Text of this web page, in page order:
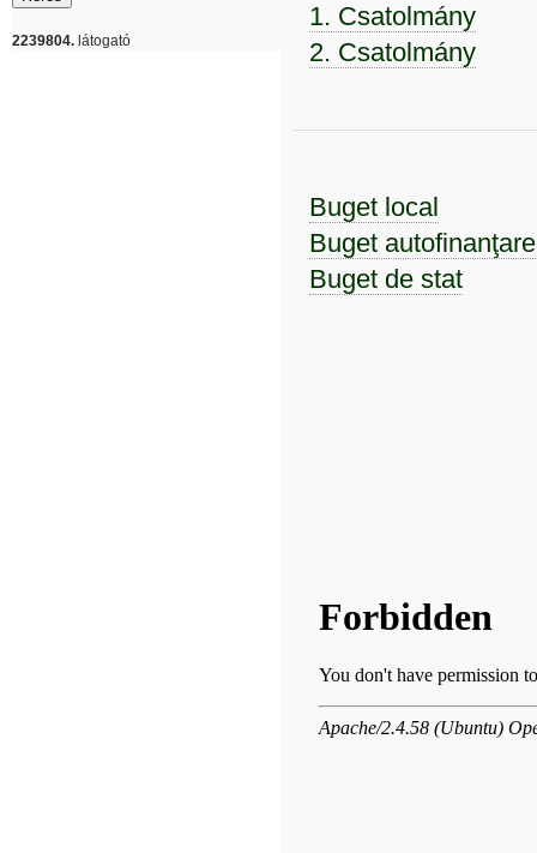
2239804. látogató
1. Csatolmány
2. Csatolmány
Buget local
Buget autofinanţare
Buget de stat